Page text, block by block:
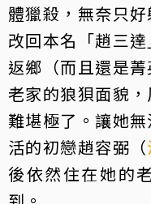
體獵殺，無奈只
改回本名「趙三
返鄉（而且還是
老家的狼狽面貌
難堪極了。讓她
活的初戀趙容弼（
後依然住在她的